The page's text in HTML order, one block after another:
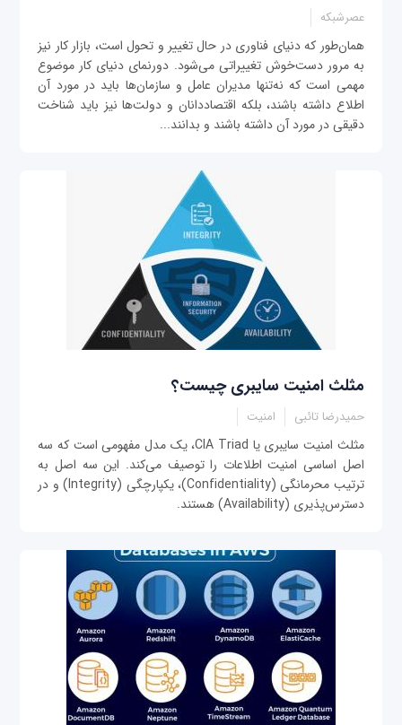
عصرشبکه
همان‌طور که دنیای فناوری در حال تغییر و تحول است، بازار کار نیز
به مرور دست‌خوش تغییراتی می‌شود. دورنمای دنیای کار موضوع
مهمی است که نه‌تنها مدیران عامل و سازمان‌ها باید در مورد آن
اطلاع داشته باشند، بلکه اقتصاددانان و دولت‌ها نیز باید شناخت
دقیقی در مورد آن داشته باشند و بدانند...
مثلث امنیت سایبری چیست؟
حمیدرضا تائبی امنیت
مثلث امنیت سایبری یا CIA Triad، یک مدل مفهومی است که سه
اصل اساسی امنیت اطلاعات را توصیف می‌کند. این سه اصل به
ترتیب محرمانگی (Confidentiality)، یکپارچگی (Integrity) و در
دسترس‌پذیری (Availability) هستند.